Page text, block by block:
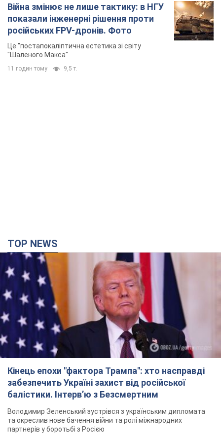
Кінець епохи "фактора Трампа": хто насправді
забезпечить Україні захист від російської
балістики. Інтерв’ю з Безсмертним
Володимир Зеленський зустрівся з українським дипломата
та окреслив нове бачення війни та ролі міжнародних
партнерів у боротьбі з Росією
4 години тому
У Києві внаслідок російської атаки загинула
людина, постраждали четверо. Фото
Ворог продовжує регулярний ракетний терор столиці
22 хвилини тому 24,5 т.